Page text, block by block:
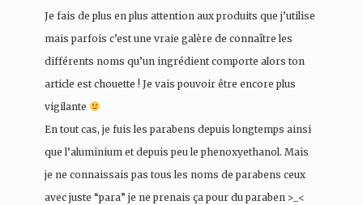
Je fais de plus en plus attention aux produits que j’utilise
mais parfois c’est une vraie galère de connaître les
différents noms qu’un ingrédient comporte alors ton
article est chouette ! Je vais pouvoir être encore plus
vigilante
En tout cas, je fuis les parabens depuis longtemps ainsi
que l’aluminium et depuis peu le phenoxyethanol. Mais
je ne connaissais pas tous les noms de parabens ceux
avec juste “para” je ne prenais ça pour du paraben >_<